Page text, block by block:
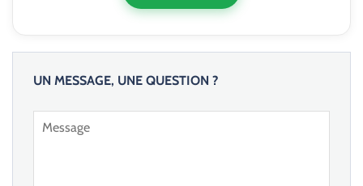
UN MESSAGE, UNE QUESTION ?